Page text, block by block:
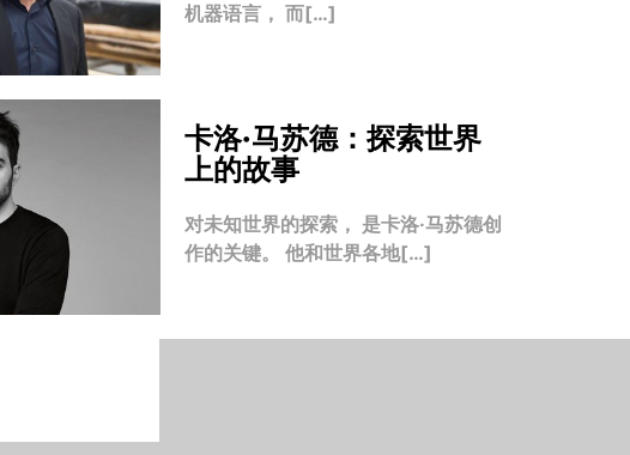
机器语言， 而[…]
卡洛·马苏德：探索世界
上的故事
对未知世界的探索， 是卡洛·马苏德创
作的关键。 他和世界各地[…]